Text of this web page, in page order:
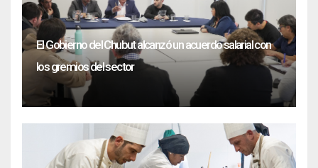
El Gobierno del Chubut alcanzó un acuerdo salarial con
los gremios del sector